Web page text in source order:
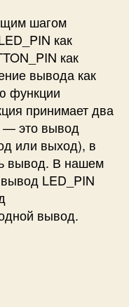
шагом
как
как
вывода как
функции
принимает два
— это вывод
или выход), в
вывод. В нашем
LED_PIN
вывод.